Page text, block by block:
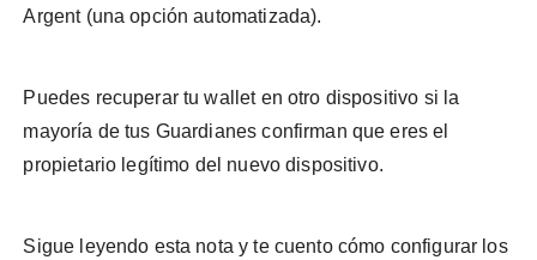
Argent (una opción automatizada).
Puedes recuperar tu wallet en otro dispositivo si la
mayoría de tus Guardianes confirman que eres el
propietario legítimo del nuevo dispositivo.
Sigue leyendo esta nota y te cuento cómo configurar los